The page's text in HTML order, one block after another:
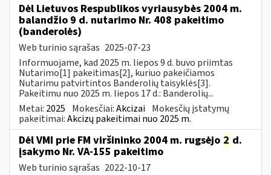
Dėl Lietuvos Respublikos vyriausybės 2004 m.
balandžio 9 d. nutarimo Nr. 408 pakeitimo
(banderolės)
Web turinio sąrašas 2025-07-23
Informuojame, kad 2025 m. liepos 9 d. buvo priimtas
Nutarimo[1] pakeitimas[2], kuriuo pakeičiamos
Nutarimu patvirtintos Banderolių taisyklės[3].
Pakeitimu nuo 2025 m. liepos 17 d.: Banderolių...
Metai: 2025 Mokesčiai:Akcizai Mokesčių įstatymų
pakeitimai:Akcizų pakeitimai nuo 2025 m.
Dėl VMI prie FM viršininko 2004 m. rugsėjo 2 d.
įsakymo Nr. VA-155 pakeitimo
Web turinio sąrašas 2022-10-17